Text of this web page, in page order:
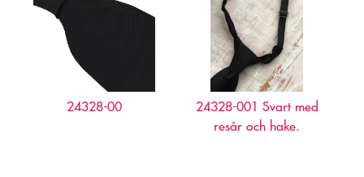
24328-00
24328-001 Svart med
resår och hake.